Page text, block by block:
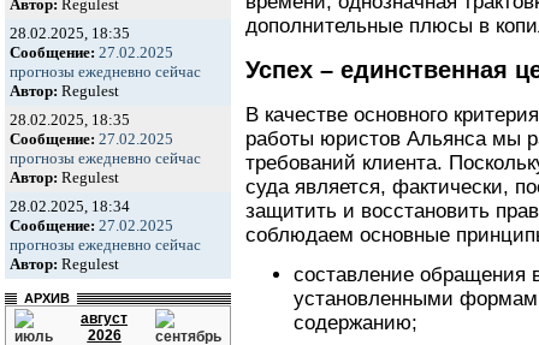
Автор: Regulest
28.02.2025, 18:35
Сообщение: 27.02.2025
прогнозы ежедневно сейчас
Автор: Regulest
28.02.2025, 18:35
Сообщение: 27.02.2025
прогнозы ежедневно сейчас
Автор: Regulest
28.02.2025, 18:34
Сообщение: 27.02.2025
прогнозы ежедневно сейчас
Автор: Regulest
АРХИВ
август
2026
дополнительные плюсы в
Успех – единственная
В качестве основного
работы юристов Альянса мы
требований клиента.
суда является, фактически,
защитить и восстановить
соблюдаем основные
составление обращения
установленными
содержанию;